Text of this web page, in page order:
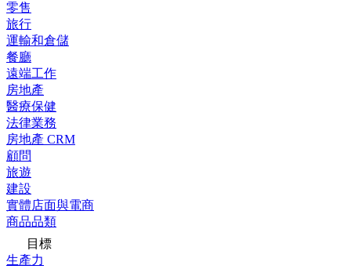
零售
旅行
運輸和倉儲
餐廳
遠端工作
房地產
醫療保健
法律業務
房地產 CRM
顧問
旅遊
建設
實體店面與電商
商品品類
目標
生產力